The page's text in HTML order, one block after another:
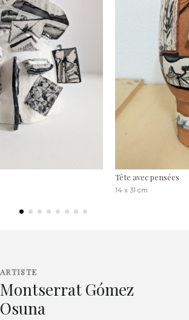
Tête avec pensées
14 x 31 cm
ARTISTE
Montserrat Gómez
Osuna